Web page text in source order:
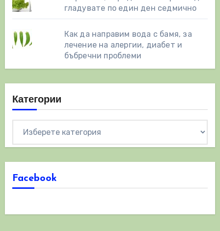
гладувате по един ден седмично
Как да направим вода с бамя, за
лечение на алергии, диабет и
бъбречни проблеми
Категории
Facebook